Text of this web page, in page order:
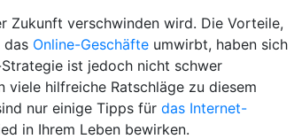
Zukunft verschwinden wird. Die Vorteile,
das Online-Geschäfte umwirbt, haben sich
ist jedoch nicht schwer
viele hilfreiche Ratschläge zu diesem
nur einige Tipps für das Internet-
in Ihrem Leben bewirken.